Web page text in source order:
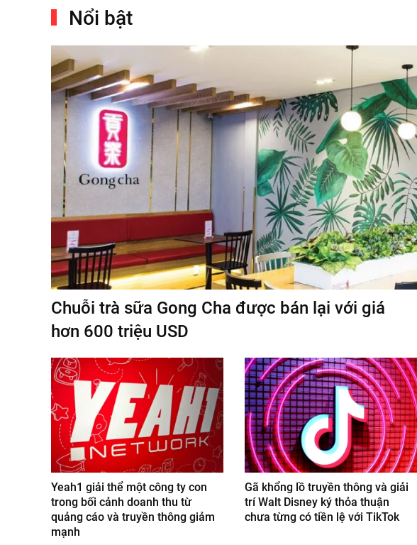
Nổi bật
Chuỗi trà sữa Gong Cha được bán lại với giá
hơn 600 triệu USD
Yeah1 giải thể một công ty con
trong bối cảnh doanh thu từ
quảng cáo và truyền thông giảm
mạnh
Gã khổng lồ truyền thông và giải
trí Walt Disney ký thỏa thuận
chưa từng có tiền lệ với TikTok